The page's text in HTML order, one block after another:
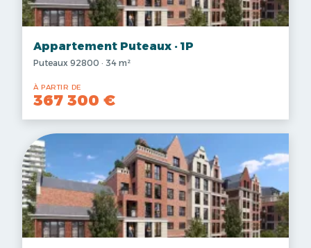
Appartement Puteaux · 1P
Puteaux 92800 · 34 m²
À PARTIR DE
367 300 €